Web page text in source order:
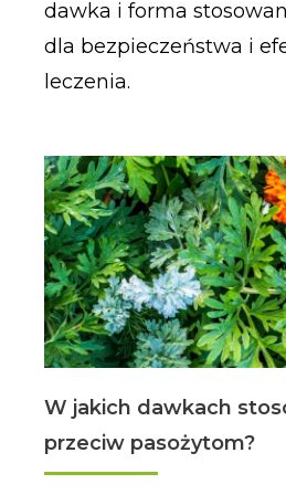
dawka i forma
dla bezpieczeństwa i
leczenia.
W jakich dawkach
przeciw pasożytom?